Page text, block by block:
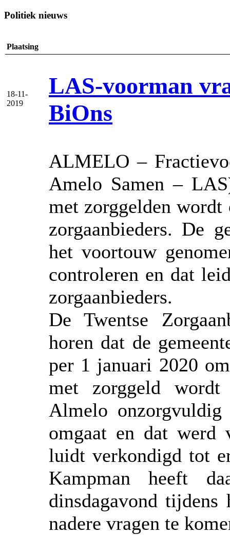
Politiek nieuws
Plaatsing
18-11-
2019
LAS-voorman
BiOns
ALMELO –
Amelo Samen –
met zorggelden wordt
zorgaanbieders. De
het voortouw
controleren en dat
zorgaanbieders.
De Twentse
horen dat de
per 1 januari 2020
met zorggeld wordt
Almelo
omgaat en dat werd
luidt verkondigd tot
Kampman heeft
dinsdagavond
nadere vragen te